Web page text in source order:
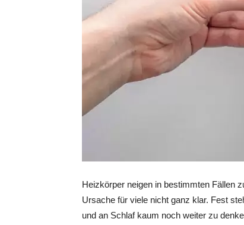
Heizkörper neigen in bestimmten Fällen
Ursache für viele nicht ganz klar. Fest
und an Schlaf kaum noch weiter zu